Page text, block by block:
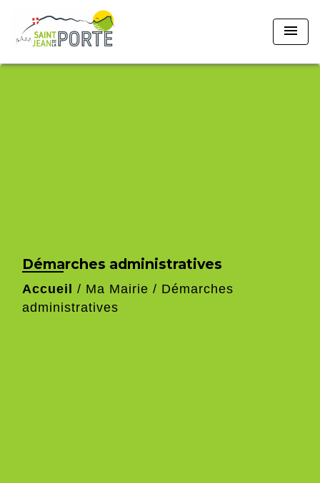
menu
Démarches administratives
Accueil / Ma Mairie / Démarches
administratives